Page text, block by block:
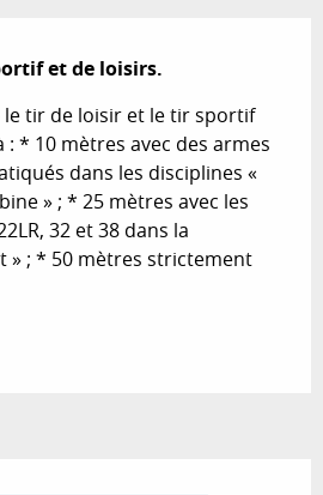
et de loisirs.
le tir de loisir et le tir sportif
: * 10 mètres avec des armes
dans les disciplines «
» ; * 25 mètres avec les
32 et 38 dans la
» ; * 50 mètres strictement